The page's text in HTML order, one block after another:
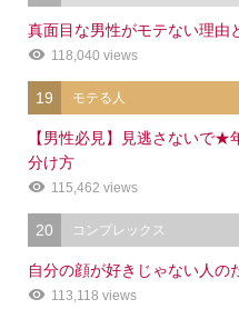
真面目な男性がモテない理由
118,040 views
19 モテる人
【男性必見】見逃さないで★
分け方
115,462 views
20 コンプレックス
自分の顔が好きじゃない人の
113,118 views